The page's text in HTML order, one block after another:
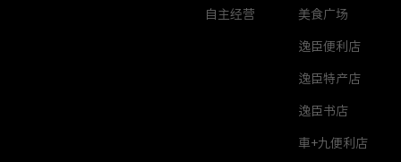
自主经营 美食广场
逸臣便利店
逸臣特产店
逸臣书店
車+九便利店